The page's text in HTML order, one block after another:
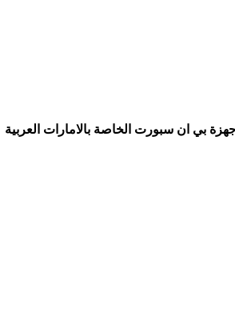
بي ان سبورت الخاصة بالامارات العربية